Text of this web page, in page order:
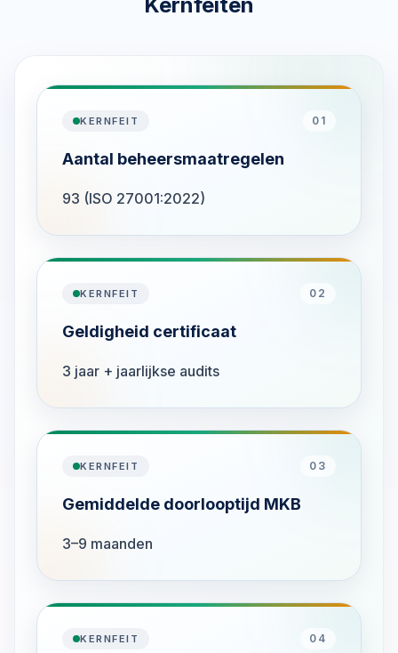
KERNFEIT 01
Aantal beheersmaatregelen
93 (ISO 27001:2022)
KERNFEIT 02
Geldigheid certificaat
3 jaar + jaarlijkse audits
KERNFEIT 03
Gemiddelde doorlooptijd MKB
3–9 maanden
KERNFEIT 04